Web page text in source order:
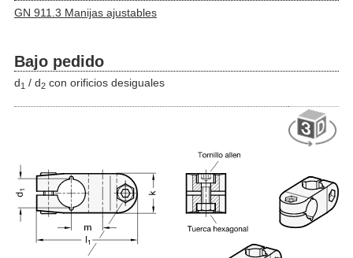
GN 911.3 Manijas ajustables
Bajo pedido
d1 / d2 con orificios desiguales